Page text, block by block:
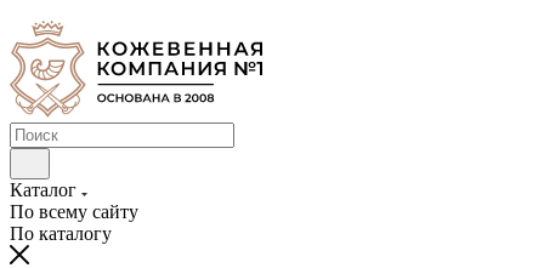
Каталог
По всему сайту
По каталогу